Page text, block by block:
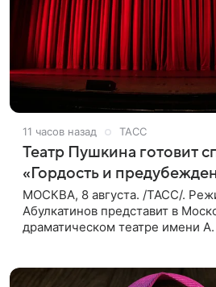
11 часов назад ТАСС
Театр Пушкина готовит
«Гордость и
МОСКВА, 8 августа. /ТАСС/.
Абулкатинов представит в
драматическом театре имени